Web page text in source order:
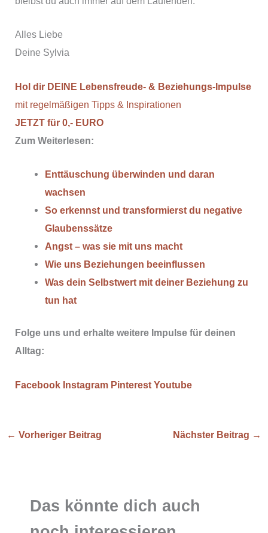
Alles Liebe
Deine Sylvia
Hol dir DEINE Lebensfreude- & Beziehungs-Impulse
mit regelmäßigen Tipps & Inspirationen
JETZT für 0,- EURO
Zum Weiterlesen:
Enttäuschung überwinden und daran
wachsen
So erkennst und transformierst du negative
Glaubenssätze
Angst – was sie mit uns macht
Wie uns Beziehungen beeinflussen
Was dein Selbstwert mit deiner Beziehung zu
tun hat
Folge uns und erhalte weitere Impulse für deinen
Alltag:
Facebook Instagram Pinterest Youtube
← Vorheriger Beitrag Nächster Beitrag →
Das könnte dich auch